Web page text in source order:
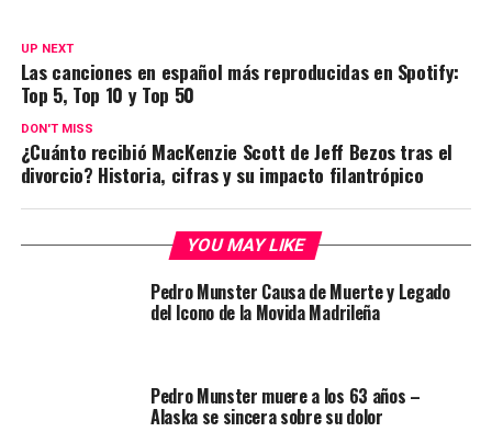
UP NEXT
Las canciones en español más reproducidas en Spotify:
Top 5, Top 10 y Top 50
DON'T MISS
¿Cuánto recibió MacKenzie Scott de Jeff Bezos tras el
divorcio? Historia, cifras y su impacto filantrópico
YOU MAY LIKE
Pedro Munster Causa de Muerte y Legado
del Icono de la Movida Madrileña
Pedro Munster muere a los 63 años –
Alaska se sincera sobre su dolor